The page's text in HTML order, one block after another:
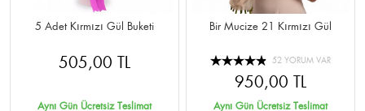
5 Adet Kırmızı Gül Buketi
505,00 TL
Aynı Gün Ücretsiz Teslimat
Bir Mucize 21 Kırmızı Gül
52 YORUM VAR
950,00 TL
Aynı Gün Ücretsiz Teslimat